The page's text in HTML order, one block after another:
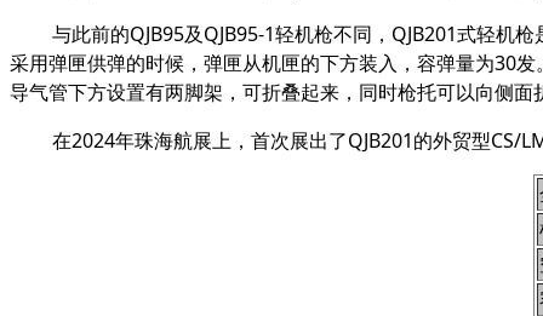
与此前的QJB95及QJB95-1轻机枪不同，QJB201式轻机
采用弹匣供弹的时候，弹匣从机匣的下方装入，容弹量为30
导气管下方设置有两脚架，可折叠起来，同时枪托可以向侧
在2024年珠海航展上，首次展出了QJB201的外贸型CS/